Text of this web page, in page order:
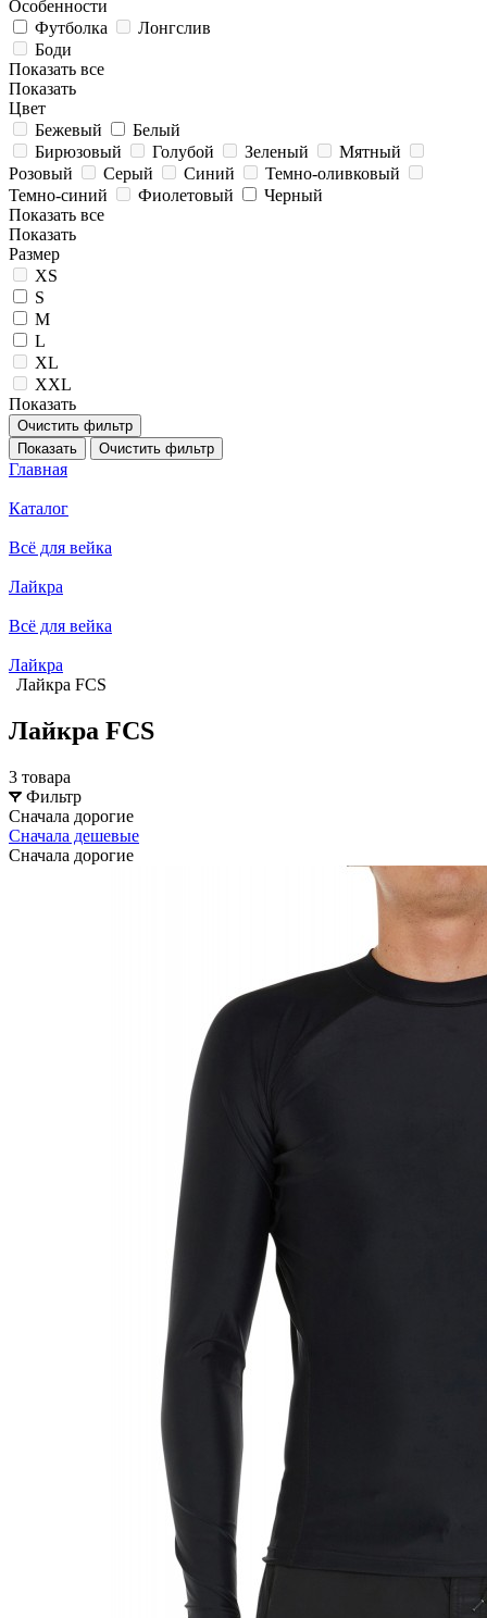
Особенности
Футболка
Лонгслив
Боди
Показать все
Показать
Цвет
Бежевый
Белый
Бирюзовый
Голубой Зеленый
Мятный
Розовый
Серый Синий
Темно-оливковый
Темно-синий
Фиолетовый
Черный
Показать все
Показать
Размер
XS
S
M
L
XL
XXL
Показать
Очистить фильтр
Показать
Очистить фильтр
Главная
Каталог
Всё для вейка
Лайкра
Всё для вейка
Лайкра
Лайкра FCS
Лайкра FCS
3 товара
Фильтр
Сначала дорогие
Сначала дешевые
Сначала дорогие